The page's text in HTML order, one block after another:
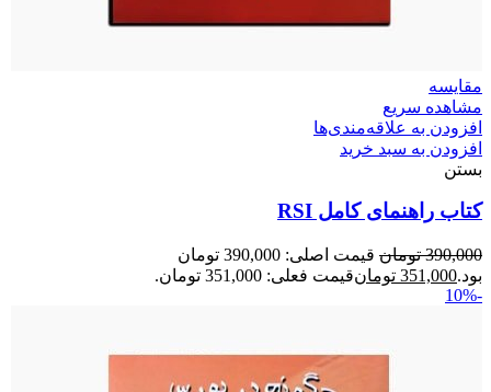
مقایسه
مشاهده سریع
افزودن به علاقه‌مندی‌ها
افزودن به سبد خرید
بستن
کتاب راهنمای کامل RSI
390,000 تومان
قیمت اصلی: 390,000 تومان
بود.351,000 تومانقیمت فعلی: 351,000 تومان.
-10%